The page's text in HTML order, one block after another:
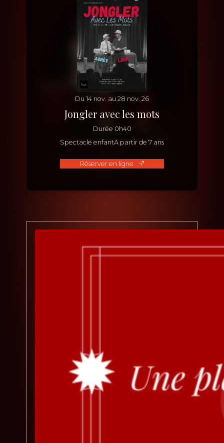
Du 14 nov. au 28 nov. 26
Jongler avec les mots
Durée 0h40
Spectacle enfantA partir de 7 ans
Réserver en ligne